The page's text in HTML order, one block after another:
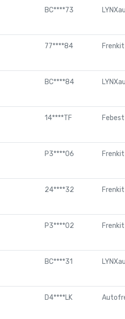
BC****73
77****84 Frenkit
BC****84
14****TF Febest
P3****06 Frenkit
24****32 Frenkit
P3****02 Frenkit
BC****31
D4****LK